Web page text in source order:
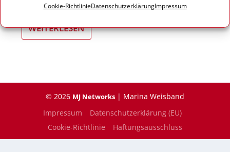
Cookie-RichtlinieDatenschutzerklärungImpressum
WEITERLESEN
© 2026 MJ Networks | Marina Weisband
Impressum
Datenschutzerklärung (EU)
Cookie-Richtlinie
Haftungsausschluss